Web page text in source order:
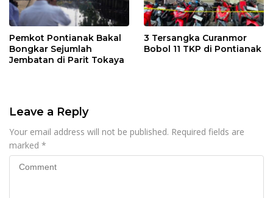
Pemkot Pontianak Bakal
Bongkar Sejumlah
Jembatan di Parit Tokaya
3 Tersangka Curanmor
Bobol 11 TKP di Pontianak
Leave a Reply
Your email address will not be published. Required fields are
marked *